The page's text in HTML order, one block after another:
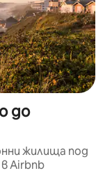
до
жилища под
Airbnb